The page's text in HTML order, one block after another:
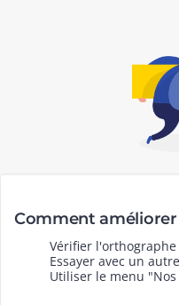
Comment
Vérifier
Essayer avec un
Utiliser le menu